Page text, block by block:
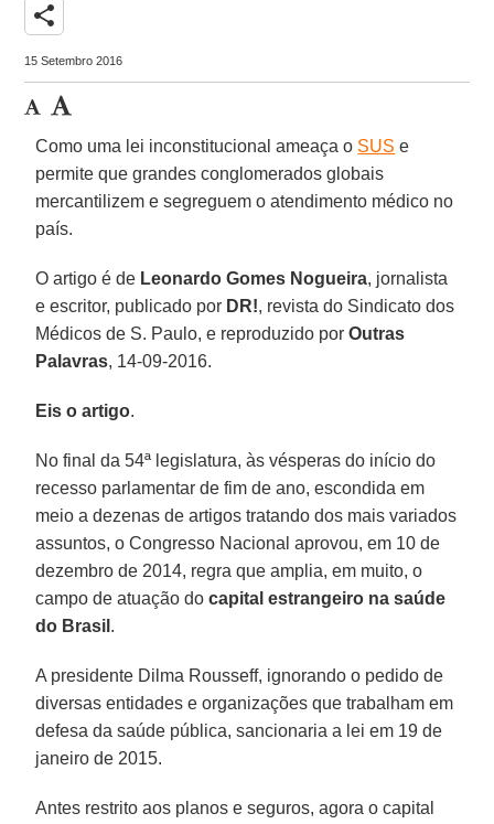
share
15 Setembro 2016
Como uma lei inconstitucional ameaça o SUS e
permite que grandes conglomerados globais
mercantilizem e segreguem o atendimento médico no
país.
O artigo é de Leonardo Gomes Nogueira, jornalista
e escritor, publicado por DR!, revista do Sindicato dos
Médicos de S. Paulo, e reproduzido porOutras
Palavras, 14-09-2016.
Eis o artigo.
No final da 54ª legislatura, às vésperas do início do
recesso parlamentar de fim de ano, escondida em
meio a dezenas de artigos tratando dos mais variados
assuntos, o Congresso Nacional aprovou, em 10 de
dezembro de 2014, regra que amplia, em muito, o
campo de atuação docapital estrangeiro na saúde
do Brasil .
A presidente Dilma Rousseff, ignorando o pedido de
diversas entidades e organizações que trabalham em
defesa da saúde pública, sancionaria a lei em 19 de
janeiro de 2015.
Antes restrito aos planos e seguros, agora o capital